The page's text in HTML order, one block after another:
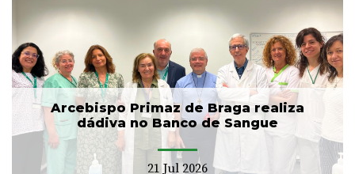
Arcebispo Primaz de Braga realiza
dádiva no Banco de Sangue
21 Jul 2026